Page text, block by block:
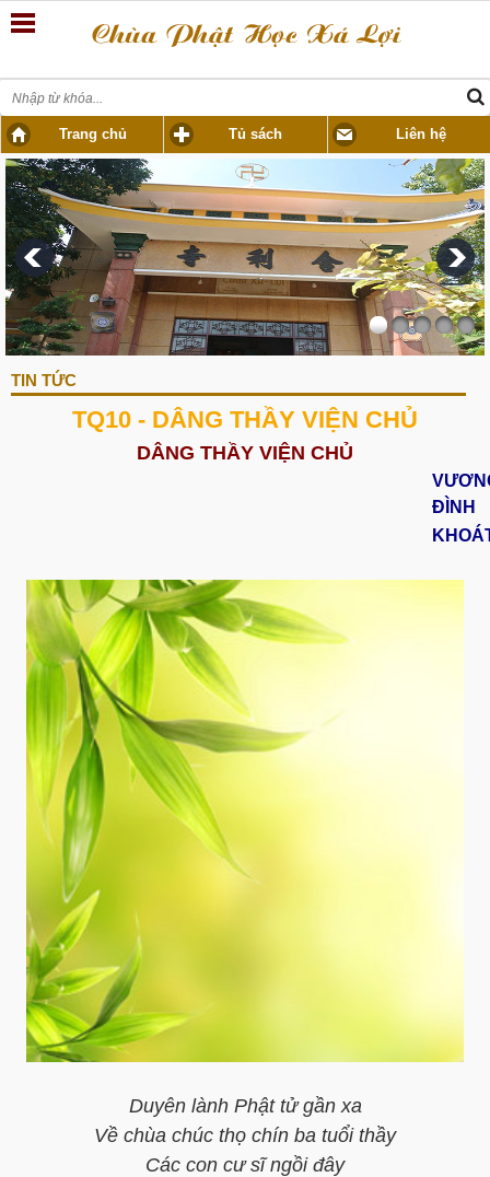
Trang chủ Tủ sách Liên hệ
TIN TỨC
TQ10 - DÂNG THẦY VIỆN CHỦ
DÂNG THẦY VIỆN CHỦ
ĐÌNH
Duyên lành Phật tử gần xa
Về chùa chúc thọ chín ba tuổi thầy
Các con cư sĩ ngồi đây